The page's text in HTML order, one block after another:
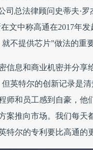
司总法律顾问史蒂夫·
文中称高通在2017年
不提供芯片”做法的重
信息和商业机密并分享
英特尔的创新记录是
师和员工感到自豪，他
案推向市场。我们每
特尔的专利要比高通的